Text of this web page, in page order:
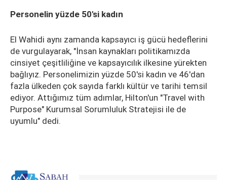
Personelin yüzde 50'si kadın
El Wahidi aynı zamanda kapsayıcı iş gücü hedeflerini
de vurgulayarak, "İnsan kaynakları politikamızda
cinsiyet çeşitliliğine ve kapsayıcılık ilkesine yürekten
bağlıyız. Personelimizin yüzde 50'si kadın ve 46'dan
fazla ülkeden çok sayıda farklı kültür ve tarihi temsil
ediyor. Attığımız tüm adımlar, Hilton'un "Travel with
Purpose" Kurumsal Sorumluluk Stratejisi ile de
uyumlu" dedi.